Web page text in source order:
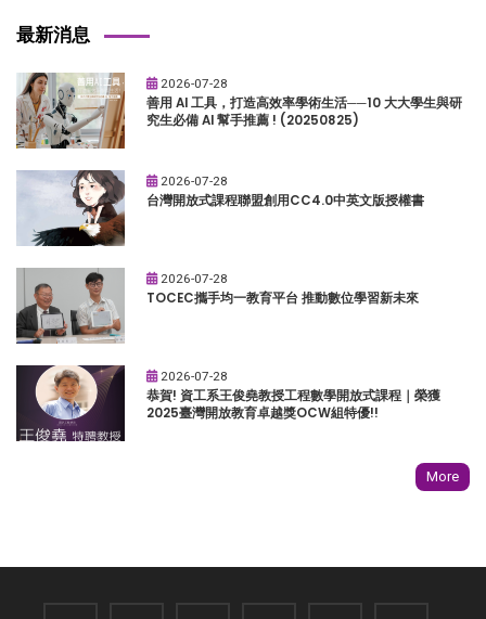
最新消息
2026-07-28
善用 AI 工具，打造高效率學術生活──10 大大學生與研
究生必備 AI 幫手推薦 ! (20250825)
2026-07-28
台灣開放式課程聯盟創用CC4.0中英文版授權書
2026-07-28
TOCEC攜手均一教育平台 推動數位學習新未來
2026-07-28
恭賀! 資工系王俊堯教授工程數學開放式課程｜榮獲
2025臺灣開放教育卓越獎OCW組特優!!
More